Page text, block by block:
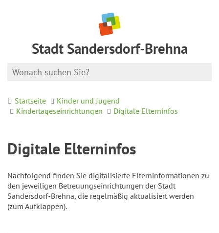
Stadt Sandersdorf-Brehna
Startseite
Kinder und Jugend
Kindertageseinrichtungen
Digitale Elterninfos
Digitale Elterninfos
Nachfolgend finden Sie digitalisierte Elterninformationen zu
den jeweiligen Betreuungseinrichtungen der Stadt
Sandersdorf-Brehna, die regelmäßig aktualisiert werden
(zum Aufklappen).